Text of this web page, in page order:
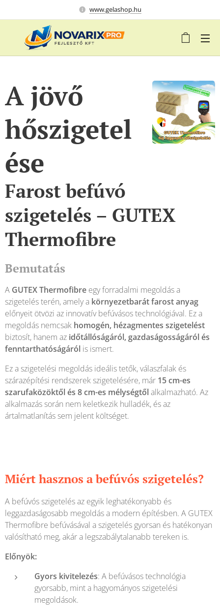
www.gelashop.hu
A jövő
hőszigetel
ése
Farost befúvó
szigetelés – GUTEX
Thermofibre
Bemutatás
A GUTEX Thermofibre egy forradalmi megoldás a
szigetelés terén, amely a környezetbarát farost anyag
előnyeit ötvözi az innovatív befúvásos technológiával. Ez a
megoldás nemcsak homogén, hézagmentes szigetelést
biztosít, hanem az időtállóságáról, gazdaságosságáról és
fenntarthatóságáról is ismert.
Ez a szigetelési megoldás ideális tetők, válaszfalak és
szárazépítési rendszerek szigetelésére, már 15 cm-es
szarufaközöktől és 8 cm-es mélységtőlalkalmazható. Az
alkalmazás során nem keletkezik hulladék, és az
ártalmatlanítás sem jelent költséget.
Miért hasznos a befúvós szigetelés?
A befúvós szigetelés az egyik leghatékonyabb és
leggazdaságosabb megoldás a modern építésben. A GUTEX
Thermofibre befúvásával a szigetelés gyorsan és hatékonyan
valósítható meg, akár a legszabálytalanabb tereken is.
Előnyök:
Gyors kivitelezés: A befúvásos technológia
gyorsabb, mint a hagyományos szigetelési
megoldások.